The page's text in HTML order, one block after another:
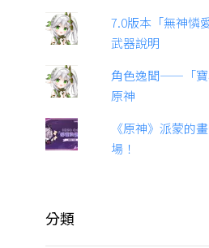
7.0版本「無神憐
武器說明
角色逸聞——「寶
原神
《原神》派蒙的
場！
分類